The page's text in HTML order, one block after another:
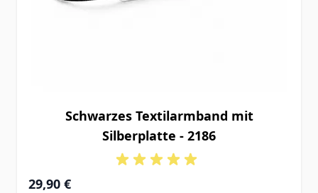
Schwarzes Textilarmband mit
Silberplatte - 2186
29,90 €